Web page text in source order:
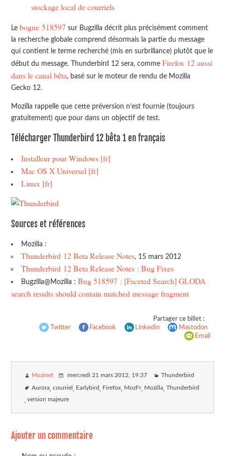
stockage local de courriels
Lebogue 518597 sur Bugzilla décrit plus précisément comment
la recherche globale comprend désormais la partie du message
qui contient le terme recherché (mis en surbrillance) plutôt que le
début du message. Thunderbird 12 sera, commeFirefox 12 aussi
dans le canal bêta, basé sur le moteur de rendu de Mozilla
Gecko 12.
Mozilla rappelle que cette préversion n’est fournie (toujours
gratuitement) que pour dans un objectif de test.
Télécharger Thunderbird 12 bêta 1 en français
Installeur pour Windows [fr]
Mac OS X Universel [fr]
Linux [fr]
Sources et références
Mozilla :
Thunderbird 12 Beta Release Notes, 15 mars 2012
Thunderbird 12 Beta Release Notes : Bug Fixes
Bugzilla@Mozilla : Bug 518597 : [Faceted Search] GLODA
search results should contain matched message fragment
Partager ce billet :
Twitter
Facebook LinkedIn
Mastodon
Email
Mozinet mercredi 21 mars 2012, 19:37 Thunderbird
Aurora courriel Earlybird Firefox MozFr Mozilla Thunderbird
version majeure
Ajouter un commentaire